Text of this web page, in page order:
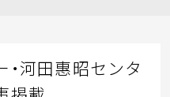
河田惠昭センタ